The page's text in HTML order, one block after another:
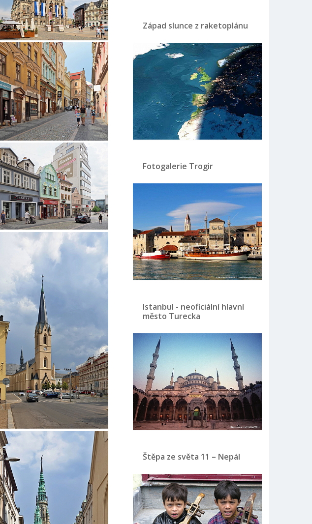
Západ slunce z raketoplánu
Fotogalerie Trogir
Istanbul - neoficiální hlavní
město Turecka
Štěpa ze světa 11 – Nepál